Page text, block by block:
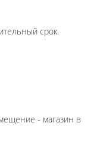
срок.
- магазин в